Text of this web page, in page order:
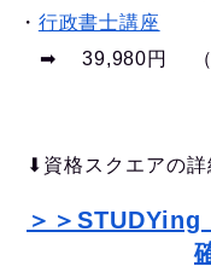
・ 行政書士講座
➡︎ 39,980円 （
⬇︎資格スクエアの
＞＞STUDYing